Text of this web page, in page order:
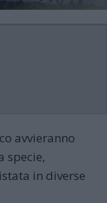
avvieranno
specie,
in diverse